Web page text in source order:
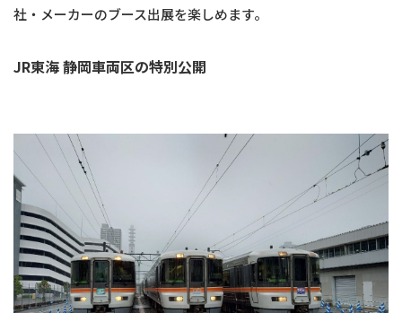
社・メーカーのブース出展を楽しめます。
JR東海 静岡車両区の特別公開